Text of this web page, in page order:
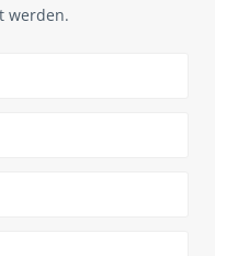
werden.